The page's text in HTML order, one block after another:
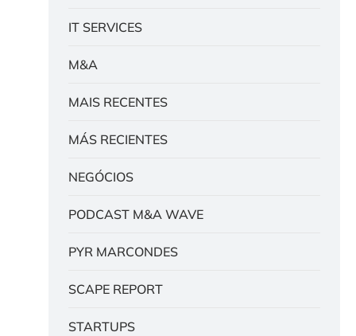
IT SERVICES
M&A
MAIS RECENTES
MÁS RECIENTES
NEGÓCIOS
PODCAST M&A WAVE
PYR MARCONDES
SCAPE REPORT
STARTUPS